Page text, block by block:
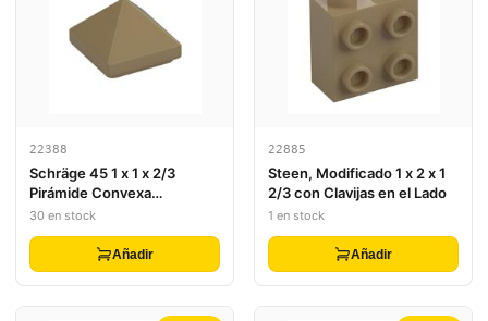
22388
Schräge 45 1 x 1 x 2/3
Pirámide Convexa
Cuádruple
30 en stock
Añadir
22885
Steen, Modificado 1 x 2 x 1
2/3 con Clavijas en el Lado
1 en stock
Añadir